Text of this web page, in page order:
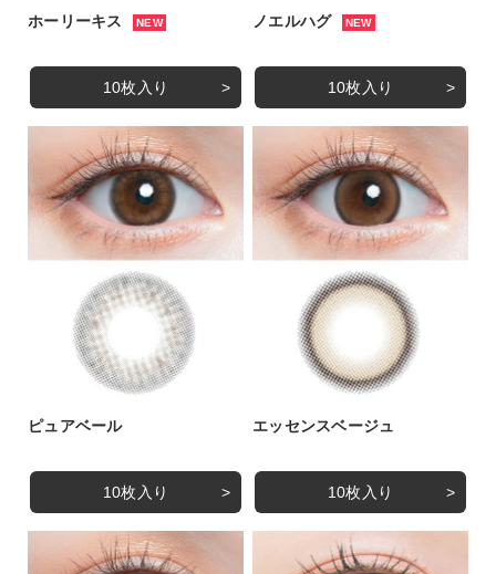
ホーリーキス NEW
10枚入り
ノエルハグ NEW
10枚入り
ピュアベール
10枚入り
エッセンスベージュ
10枚入り